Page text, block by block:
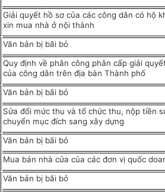
Giải quyết hồ sơ của các công dân có hộ
xin mua nhà ở nội thành
Văn bản bị bãi bỏ
Quy định về phân công phân cấp giải
của công dân trên địa bàn Thành phố
Văn bản bị bãi bỏ
Sửa đổi mức thu và tổ chức thu, nộp tiền
chuyển mục đích sang xây dựng
Văn bản bị bãi bỏ
Mua bán nhà cửa của các đơn vị quốc
Văn bản bị bãi bỏ